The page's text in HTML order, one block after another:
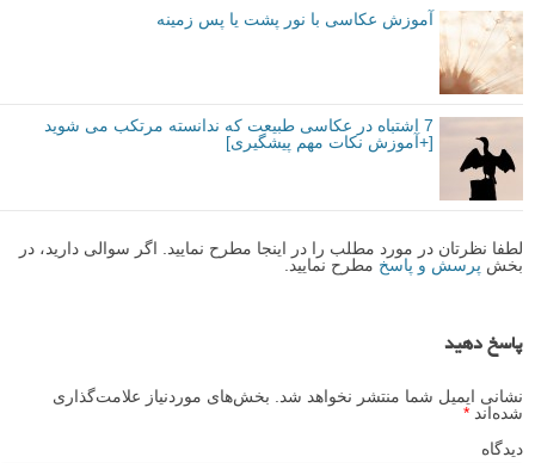
آموزش عکاسی با نور پشت یا پس زمینه
7 اشتباه در عکاسی طبیعت که ندانسته مرتکب می شوید
[+آموزش نکات مهم پیشگیری]
لطفا نظرتان در مورد مطلب را در اینجا مطرح نمایید. اگر سوالی دارید، در
بخش پرسش و پاسخ مطرح نمایید.
پاسخ دهید
نشانی ایمیل شما منتشر نخواهد شد.
بخش‌های موردنیاز علامت‌گذاری
شده‌اند *
دیدگاه